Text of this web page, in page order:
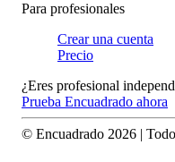
Para profesionales
Crear una cuenta
Precio
¿Eres profesional
Prueba Encuadrado ahora
© Encuadrado 2026 |